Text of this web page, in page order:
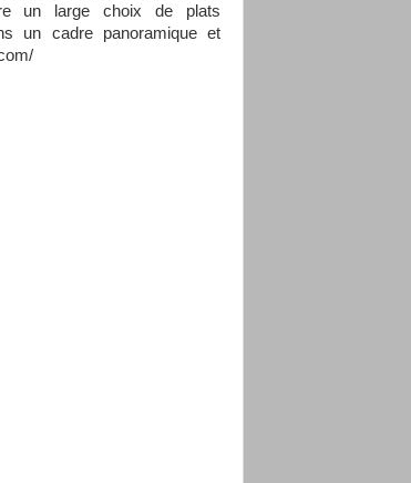
un large choix de plats
un cadre panoramique et